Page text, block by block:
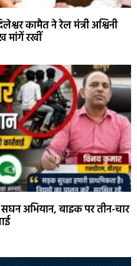
कामैत ने रेल मंत्री अश्विनी
मांगें रखीं
अभियान, बाइक पर तीन-चार